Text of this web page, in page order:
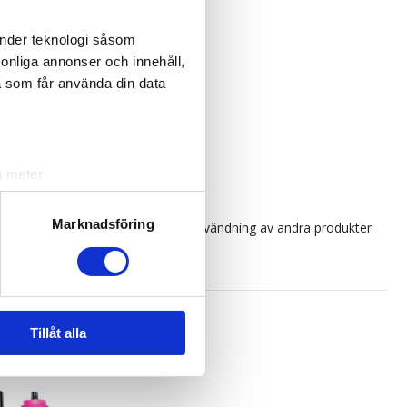
teknologi såsom
annonser och innehåll,
får använda din data
meter
. Du kan ändra
information från din enhet
kombinera informationen
tjänster.
Marknadsföring
Tillåt alla
som väger 1g/slinga.
kvalitén på löshår vid användning av andra produkter